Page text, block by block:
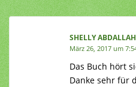
SHELLY ABDALLAH
März 26, 2017 um
Das Buch hört
Danke sehr für